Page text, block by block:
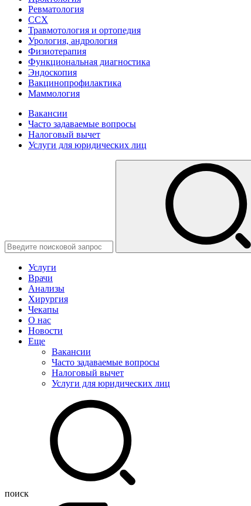
Ревматология
ССХ
Травмотология и ортопедия
Урология, андрология
Физиотерапия
Функциональная диагностика
Эндоскопия
Вакцинопрофилактика
Маммология
Вакансии
Часто задаваемые вопросы
Налоговый вычет
Услуги для юридических лиц
Услуги
Врачи
Анализы
Хирургия
Чекапы
О нас
Новости
Еще
Вакансии
Часто задаваемые вопросы
Налоговый вычет
Услуги для юридических лиц
поиск